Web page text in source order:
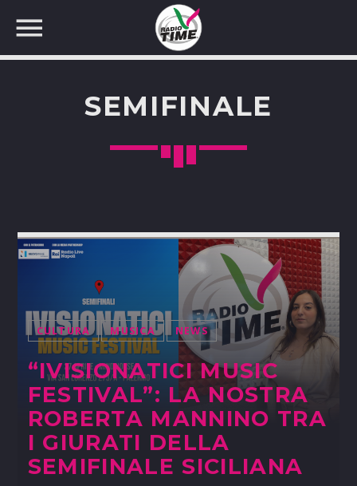
SEMIFINALE
CULTURA MUSICA NEWS
“IVISIONATICI MUSIC
FESTIVAL”: LA NOSTRA
ROBERTA MANNINO TRA
I GIURATI DELLA
SEMIFINALE SICILIANA